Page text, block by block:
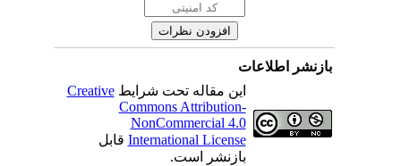
بازنشر اطلاعات
این مقاله تحت شرایطCreative
Commons Attribution-
NonCommercial 4.0
International Licenseقابل
بازنشر است.